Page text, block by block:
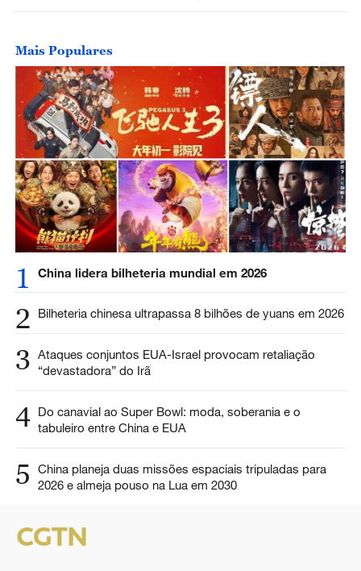
Mais Populares
1 China lidera bilheteria mundial em 2026
2 Bilheteria chinesa ultrapassa 8 bilhões de yuans em 2026
3 Ataques conjuntos EUA-Israel provocam retaliação
“devastadora” do Irã
4 Do canavial ao Super Bowl: moda, soberania e o
tabuleiro entre China e EUA
5
China planeja duas missões espaciais tripuladas para
2026 e almeja pouso na Lua em 2030